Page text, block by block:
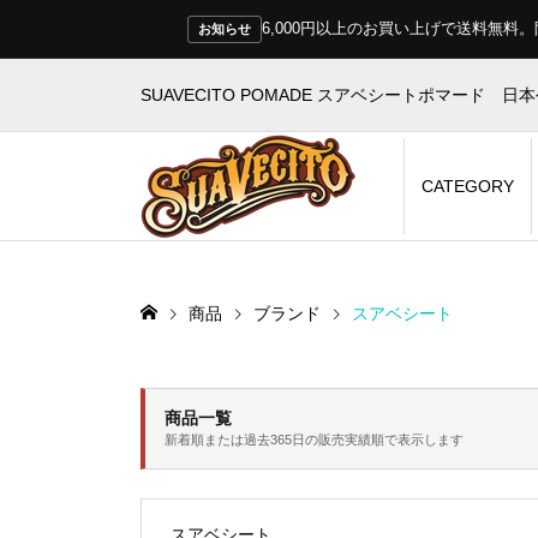
お知らせ 6,000円以上のお買い上げで送料無料
SUAVECITO POMADE スアベシートポマード 日
CATEGORY
商品 ブランド スアベシート
商品一覧
新着順または過去365日の販売実績順で表示します